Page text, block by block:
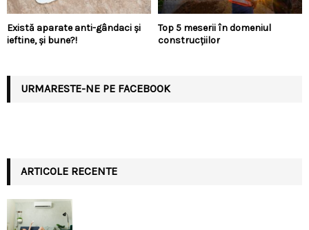
Există aparate anti-gândaci și
ieftine, și bune?!
Top 5 meserii în domeniul
construcțiilor
URMARESTE-NE PE FACEBOOK
ARTICOLE RECENTE